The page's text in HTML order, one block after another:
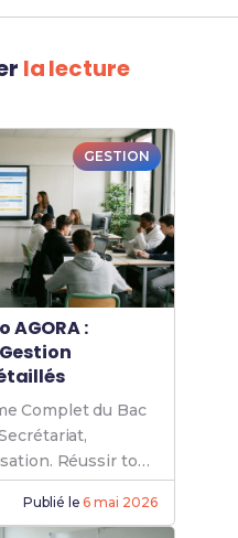
la lecture
GESTION
AGORA :
Complet du Bac
Réussir ton
Publié le6 mai 2026